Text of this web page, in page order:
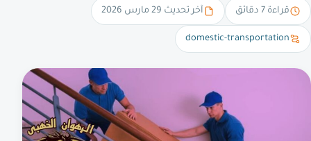
قراءة 7 دقائق آخر تحديث 29 مارس 2026
domestic-transportation